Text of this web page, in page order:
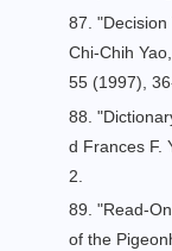
87. "Decision
Chi-Chih
55 (1997),
88. "
d Frances F.
2.
89. "Read-
of the